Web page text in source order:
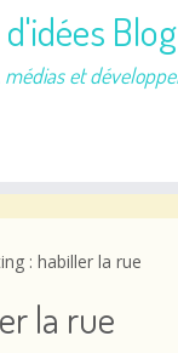
Blog
et
: habiller la rue
la rue